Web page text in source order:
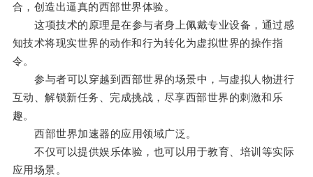
合，创造出逼真的西部世界体验。
这项技术的原理是在参与者身上佩戴专业设备，通过感
知技术将现实世界的动作和行为转化为虚拟世界的操作指
令。
参与者可以穿越到西部世界的场景中，与虚拟人物进行
互动、解锁新任务、完成挑战，尽享西部世界的刺激和乐
趣。
西部世界加速器的应用领域广泛。
不仅可以提供娱乐体验，也可以用于教育、培训等实际
应用场景。